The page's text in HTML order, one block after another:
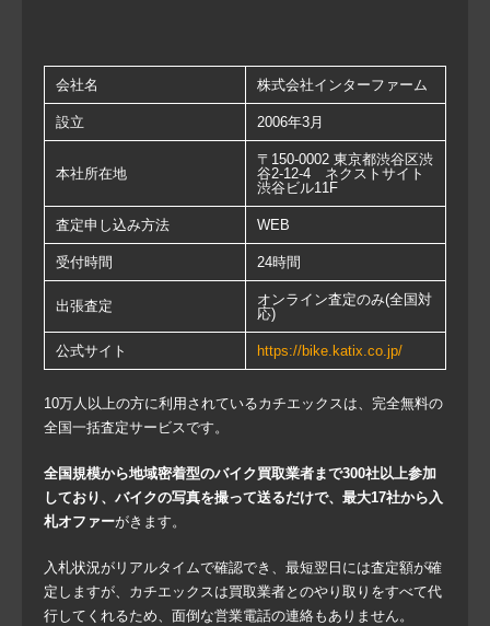
会社名 株式会社インターファーム
設立 2006年3月
本社所在地
〒150-0002 東京都渋谷区渋
谷2-12-4 ネクストサイト
渋谷ビル11F
査定申し込み方法 WEB
受付時間 24時間
出張査定
オンライン査定のみ(全国対
応)
公式サイト https://bike.katix.co.jp/
10万人以上の方に利用されているカチエックスは、完全無料の
全国一括査定サービスです。
全国規模から地域密着型のバイク買取業者まで300社以上参加
しており、バイクの写真を撮って送るだけで、最大17社から入
札オファーがきます。
入札状況がリアルタイムで確認でき、最短翌日には査定額が確
定しますが、カチエックスは買取業者とのやり取りをすべて代
行してくれるため、面倒な営業電話の連絡もありません。